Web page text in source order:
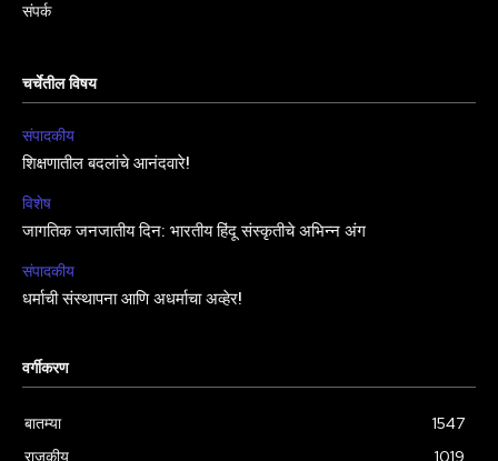
संपर्क
चर्चेतील विषय
संपादकीय
शिक्षणातील बदलांचे आनंदवारे!
विशेष
जागतिक जनजातीय दिन: भारतीय हिंदू संस्कृतीचे अभिन्न अंग
संपादकीय
धर्माची संस्थापना आणि अधर्माचा अव्हेर!
वर्गीकरण
बातम्या
1547
राजकीय
1019